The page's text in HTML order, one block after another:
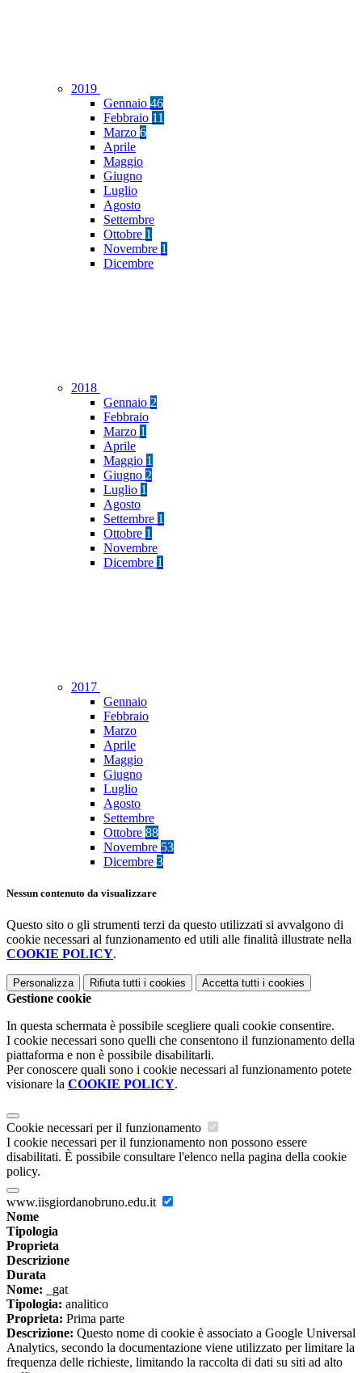
2019
Gennaio 46
Febbraio 11
Marzo 6
Aprile
Maggio
Giugno
Luglio
Agosto
Settembre
Ottobre 1
Novembre 1
Dicembre
2018
Gennaio 2
Febbraio
Marzo 1
Aprile
Maggio 1
Giugno 2
Luglio 1
Agosto
Settembre 1
Ottobre 1
Novembre
Dicembre 1
2017
Gennaio
Febbraio
Marzo
Aprile
Maggio
Giugno
Luglio
Agosto
Settembre
Ottobre 88
Novembre 53
Dicembre 3
Nessun contenuto da visualizzare
Questo sito o gli strumenti terzi da questo utilizzati si avvalgono di
cookie necessari al funzionamento ed utili alle finalità illustrate nella
COOKIE POLICY.
Personalizza Rifiuta tutti i cookies Accetta tutti i cookies
Gestione cookie
In questa schermata è possibile scegliere quali cookie consentire.
I cookie necessari sono quelli che consentono il funzionamento della
piattaforma e non è possibile disabilitarli.
Per conoscere quali sono i cookie necessari al funzionamento potete
visionare la COOKIE POLICY.
Cookie necessari per il funzionamento
I cookie necessari per il funzionamento non possono essere
disabilitati. È possibile consultare l'elenco nella pagina della cookie
policy.
www.iisgiordanobruno.edu.it
Nome
Tipologia
Proprieta
Descrizione
Durata
Nome: _gat
Tipologia: analitico
Proprieta: Prima parte
Descrizione: Questo nome di cookie è associato a Google Universal
Analytics, secondo la documentazione viene utilizzato per limitare la
frequenza delle richieste, limitando la raccolta di dati su siti ad alto